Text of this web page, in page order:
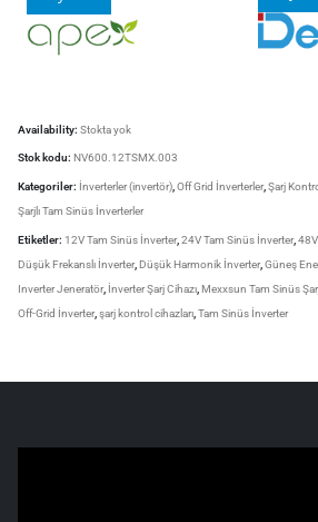
Availability: Stokta yok
Stok kodu: NV600.12TSMX.003
Kategoriler: İnverterler (invertör) Off Grid İnverterler, Şarj
Şarjlı Tam Sinüs İnverterler
Etiketler: 12V Tam Sinüs İnverter, 24V Tam Sinüs İnverter,
Düşük Frekanslı İnverter, Düşük Harmonik İnverter, Güneş
Inverter Jeneratör, İnverter Şarj Cihazı Mexxsun Tam Sinüs
Off-Grid İnverter, şarj kontrol cihazları Tam Sinüs İnverter